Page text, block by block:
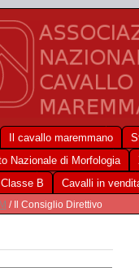
Il cavallo maremmano
Nazionale di Morfologia
B
Cavalli in
/ Il Consiglio Direttivo